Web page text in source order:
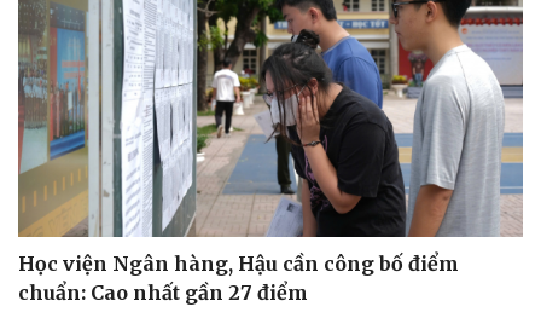
Học viện Ngân hàng, Hậu cần công bố điểm
chuẩn: Cao nhất gần 27 điểm